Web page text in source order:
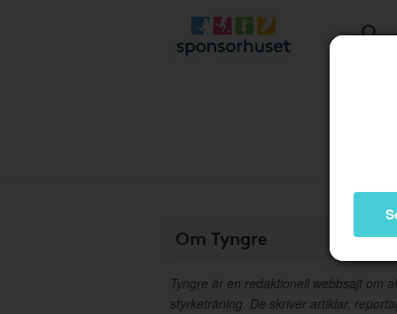
Om Tyngre
Tyngre är en redaktionell webbsajt om
styrketräning. De skriver artiklar,